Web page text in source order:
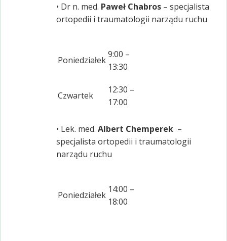
• Dr n. med. Paweł Chabros – specjalista
ortopedii i traumatologii narządu ruchu
Poniedziałek
9:00 –
13:30
Czwartek
12:30 –
17:00
• Lek. med. Albert Chemperek –
specjalista ortopedii i traumatologii
narządu ruchu
Poniedziałek
14:00 –
18:00